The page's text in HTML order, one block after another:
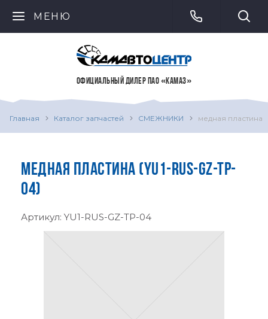
МЕНЮ
ОФИЦИАЛЬНЫЙ ДИЛЕР ПАО «КАМАЗ»
Главная Каталог запчастей СМЕЖНИКИ медная пластина
МЕДНАЯ ПЛАСТИНА (YU1-RUS-GZ-TP-
04)
Артикул: YU1-RUS-GZ-TP-04